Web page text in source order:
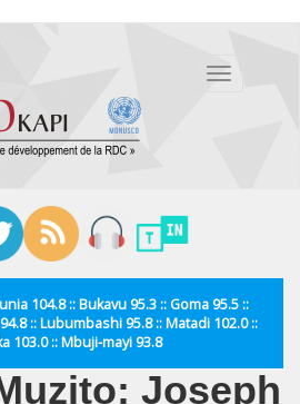
Toggle
104.8 :: Bukavu 95.3 :: Goma 95.5 ::
:: Lubumbashi 95.8 :: Matadi 102.0 ::
103.0 :: Mbuji-mayi 93.8
Joseph